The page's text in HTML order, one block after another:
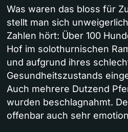
Was waren das bloss für
stellt man sich
Zahlen hört: Über 100
Hof im solothurnischen
und aufgrund ihres
Gesundheitszustands
Auch mehrere Dutzend
wurden beschlagnahmt.
offenbar auch sehr